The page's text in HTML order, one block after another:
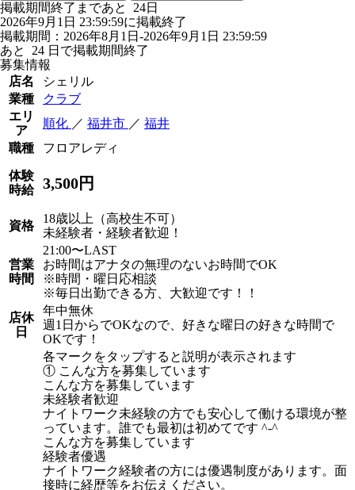
掲載期間終了まであと 24日
2026年9月1日 23:59:59に掲載終了
掲載期間：2026年8月1日-2026年9月1日 23:59:59
あと 24 日で掲載期間終了
募集情報
店名
シェリル
業種
クラブ
エリ
ア
順化 ／ 福井市 ／ 福井
職種
フロアレディ
体験
時給
3,500円
資格
18歳以上（高校生不可）
未経験者・経験者歓迎！
営業
時間
21:00〜LAST
お時間はアナタの無理のないお時間でOK
※時間・曜日応相談
※毎日出勤できる方、大歓迎です！！
店休
日
年中無休
週1日からでOKなので、好きな曜日の好きな時間で
OKです！
各マークをタップすると説明が表示されます
① こんな方を募集しています
こんな方を募集しています
未経験者歓迎
ナイトワーク未経験の方でも安心して働ける環境が整
っています。誰でも最初は初めてです ^-^
こんな方を募集しています
経験者優遇
ナイトワーク経験者の方には優遇制度があります。面
接時に経歴等をお伝えください。